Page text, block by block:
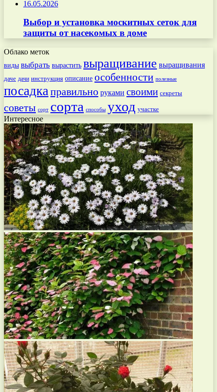
16.05.2026
Выбор и установка москитных сеток для
защиты от насекомых в доме
Облако меток
виды выбрать вырастить выращивание выращивания
даче дачи инструкция описание особенности полезные
посадкаправильно руками своими секреты
советы сорт сорта способы уход участке
Интересное